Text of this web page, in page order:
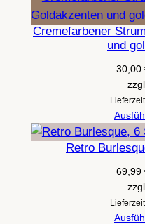
e
M
Cremefarbener
und
30,00
zzgl.
Retro
69,99
zzgl.